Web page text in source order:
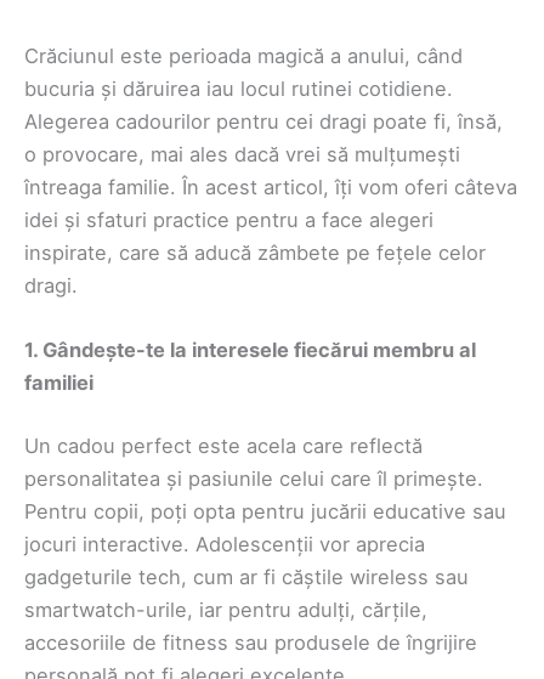
Crăciunul este perioada magică a anului, când
bucuria și dăruirea iau locul rutinei cotidiene.
Alegerea cadourilor pentru cei dragi poate fi, însă,
o provocare, mai ales dacă vrei să mulțumești
întreaga familie. În acest articol, îți vom oferi câteva
idei și sfaturi practice pentru a face alegeri
inspirate, care să aducă zâmbete pe fețele celor
dragi.
1. Gândește-te la interesele fiecărui membru al
familiei
Un cadou perfect este acela care reflectă
personalitatea și pasiunile celui care îl primește.
Pentru copii, poți opta pentru jucării educative sau
jocuri interactive. Adolescenții vor aprecia
gadgeturile tech, cum ar fi căștile wireless sau
smartwatch-urile, iar pentru adulți, cărțile,
accesoriile de fitness sau produsele de îngrijire